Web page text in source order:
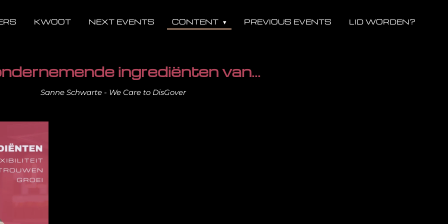
KWOOT NEXT EVENTS CONTENT PREVIOUS EVENTS LID WORDEN?
ingrediënten van...
Sanne Schwarte - We Care to DisGover